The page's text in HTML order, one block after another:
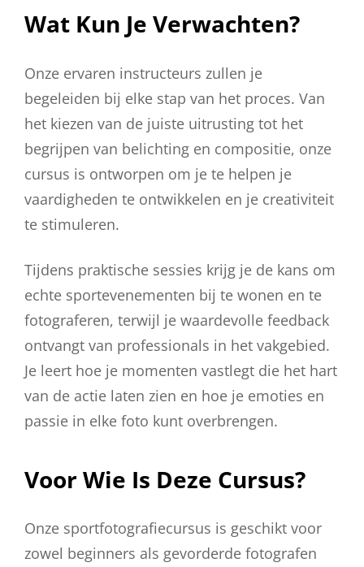
Wat Kun Je Verwachten?
Onze ervaren instructeurs zullen je
begeleiden bij elke stap van het proces. Van
het kiezen van de juiste uitrusting tot het
begrijpen van belichting en compositie, onze
cursus is ontworpen om je te helpen je
vaardigheden te ontwikkelen en je creativiteit
te stimuleren.
Tijdens praktische sessies krijg je de kans om
echte sportevenementen bij te wonen en te
fotograferen, terwijl je waardevolle feedback
ontvangt van professionals in het vakgebied.
Je leert hoe je momenten vastlegt die het hart
van de actie laten zien en hoe je emoties en
passie in elke foto kunt overbrengen.
Voor Wie Is Deze Cursus?
Onze sportfotografiecursus is geschikt voor
zowel beginners als gevorderde fotografen